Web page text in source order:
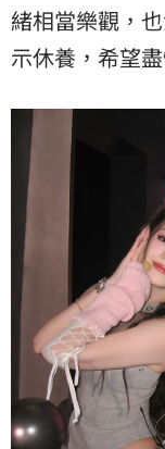
緒相當樂觀，
示休養，希望